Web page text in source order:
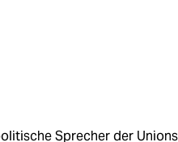
Sprecher der